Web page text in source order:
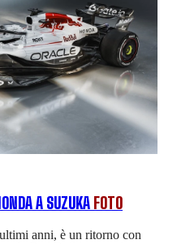
A SUZUKA FOTO
anni, è un ritorno con